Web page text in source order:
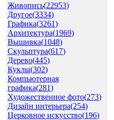
Живопись(22953)
Другое(3334)
Графика(3261)
Архитектура(1969)
Вышивка(1048)
Скульптура(617)
Дерево(445)
Куклы(302)
Компьютерная
графика(281)
Художественное фото(273)
Дизайн интерьера(254)
Церковное искусство(196)